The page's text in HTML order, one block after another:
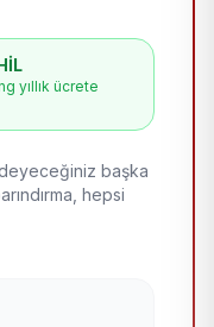
yıllık ücrete
başka
hepsi